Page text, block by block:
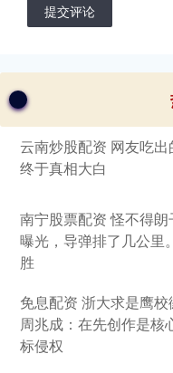
提交评论
云南炒股配资 网友吃
终于真相大白
南宁股票配资 怪不得
曝光，导弹排了几公里
胜
免息配资 浙大求是鹰校
周兆成：在先创作是核
标侵权